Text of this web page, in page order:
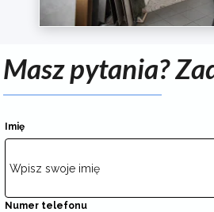
Imię
Numer telefonu
Masz pytania?